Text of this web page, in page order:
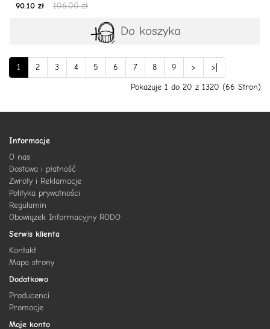
90.10 zł
106.00 zł
Do koszyka
1 2 3 4 5 6 7 8 9 >
>|
Pokazuje 1 do 20 z 1320 (66 Stron)
Informacje
O nas
Dostawa i płatność
Zwroty i Reklamacje
Polityka prywatności
Regulamin
Obowiązek Informacyjny RODO
Serwis klienta
Kontakt
Mapa strony
Dodatkowo
Producenci
Promocje
Moje konto